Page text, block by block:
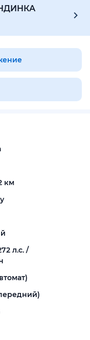
км
л.с. /